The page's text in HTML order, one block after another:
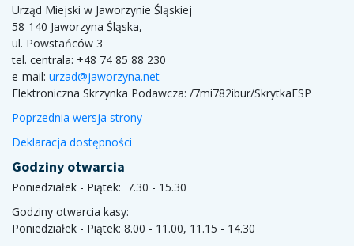
Urząd Miejski w Jaworzynie Śląskiej
58-140 Jaworzyna Śląska,
ul. Powstańców 3
tel. centrala: +48 74 85 88 230
e-mail: urzad@jaworzyna.net
Elektroniczna Skrzynka Podawcza: /7mi782ibur/SkrytkaESP
Poprzednia wersja strony
Deklaracja dostępności
Godziny otwarcia
Poniedziałek - Piątek: 7.30 - 15.30
Godziny otwarcia kasy:
Poniedziałek - Piątek: 8.00 - 11.00, 11.15 - 14.30